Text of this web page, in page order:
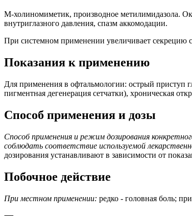
М-холиномиметик, производное метилимидазола.
внутриглазного давления, спазм аккомодации.
При системном применении увеличивает секрецию
Показания к применению
Для применения в офтальмологии: острый приступ
пигментная дегенерация сетчатки), хроническая
Способ применения и дозы
Способ применения и режим дозирования
соблюдать соответствие используемой
дозирования устанавливают в зависимости от
Побочное действие
При местном применении: редко - головная боль;